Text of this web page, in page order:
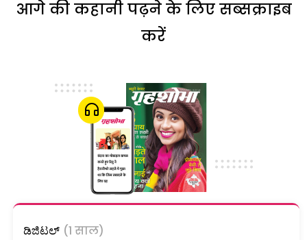
आगे की कहानी पढ़ने के लिए सब्सक्राइब
करें
ಡಿಜಿಟಲ್ (1 साल)